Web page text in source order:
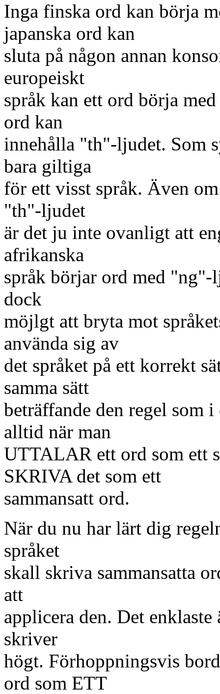
Inga finska ord kan börja
japanska ord kan
sluta på någon annan
europeiskt
språk kan ett ord börja
ord kan
innehålla "th"-ljudet. Som
bara giltiga
för ett visst språk. Även
"th"-ljudet
är det ju inte ovanligt att
afrikanska
språk börjar ord med "ng"-
dock
möjlgt att bryta mot
använda sig av
det språket på ett korrekt
samma sätt
beträffande den regel som i
alltid när man
UTTALAR ett ord som ett
SKRIVA det som ett
sammansatt ord.
När du nu har lärt dig
språket
skall skriva sammansatta
att
applicera den. Det
skriver
högt. Förhoppningsvis
ord som ETT